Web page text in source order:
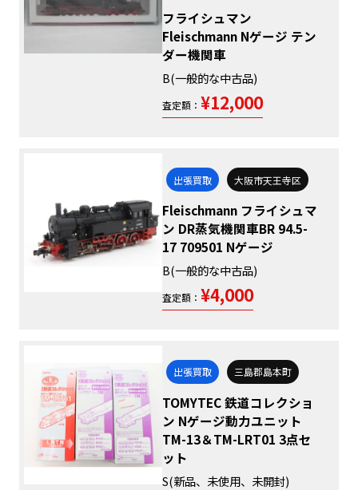
フライシュマン
Fleischmann Nゲージ テン
ダー機関車
B(一般的な中古品)
査定額： ¥12,000
出張買取 大阪市天王寺区
Fleischmann フライシュマ
ン DR蒸気機関車BR 94.5-
17 709501 Nゲージ
B(一般的な中古品)
査定額： ¥4,000
出張買取 三島郡島本町
TOMYTEC 鉄道コレクショ
ン Nゲージ動力ユニット
TM-13＆TM-LRT01 3点セ
ット
S(新品、未使用、未開封)